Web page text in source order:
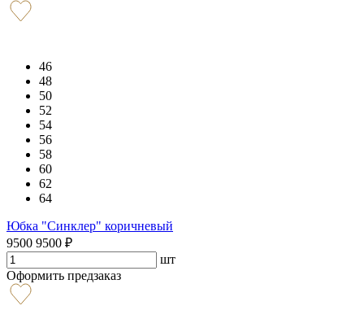
46
48
50
52
54
56
58
60
62
64
Юбка "Синклер" коричневый
9500 9500 ₽
шт
Оформить предзаказ